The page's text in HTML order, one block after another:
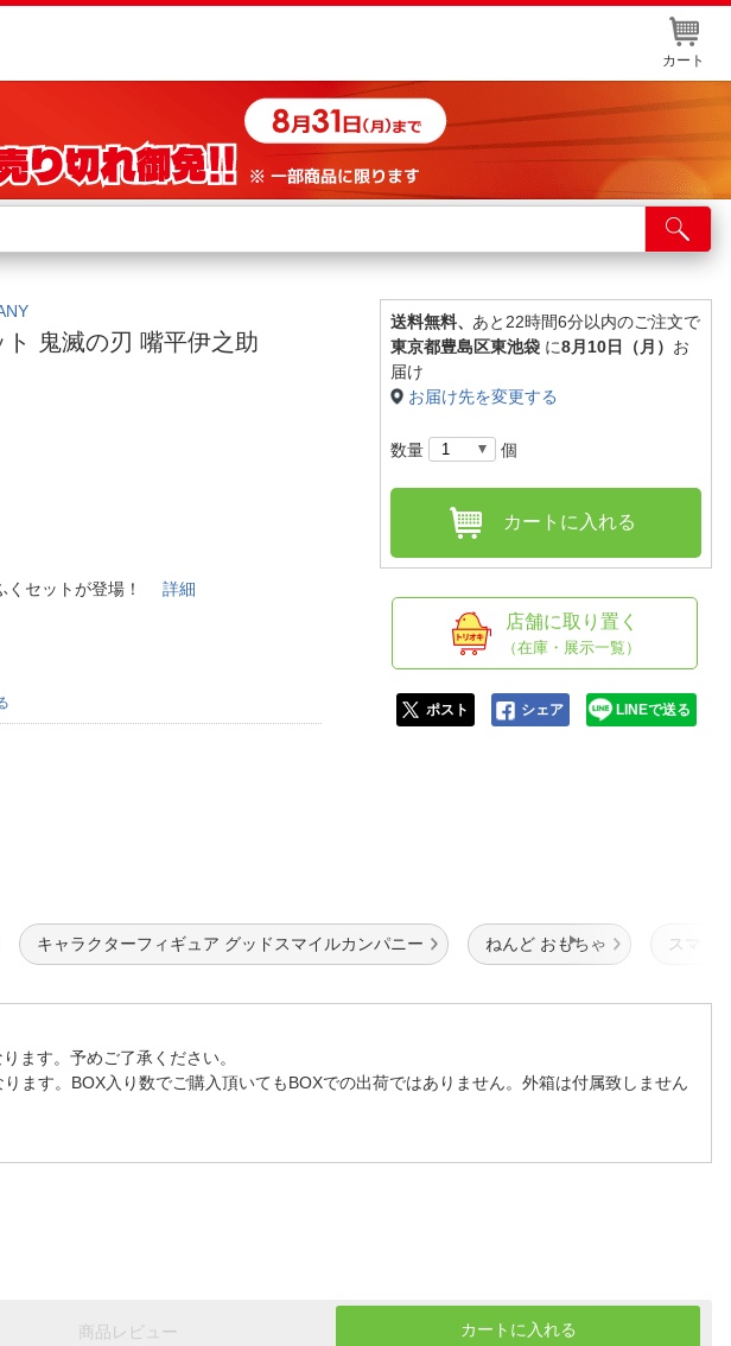
カート
店舗サービス
ネット取り置き
店舗情報・店舗一覧
IR情報
鬼滅の刃 嘴平伊之助
ふくセットが登場！詳細
送料無料、 あと22時間6分以内のご注文で
東京都豊島区東池袋 に8月10日（月） お
届け
お届け先を変更する
数量 個
カートに入れる
店舗に取り置く
（在庫・展示一覧）
ポスト シェア LINEで送る
キャラクターフィギュア グッドスマイルカンパニー ねんど おもちゃ スマイ
ます。予めご了承ください。
す。BOX入り数でご購入頂いてもBOXでの出荷ではありません。外箱は付属致しません
カートに入れる
商品レビュー